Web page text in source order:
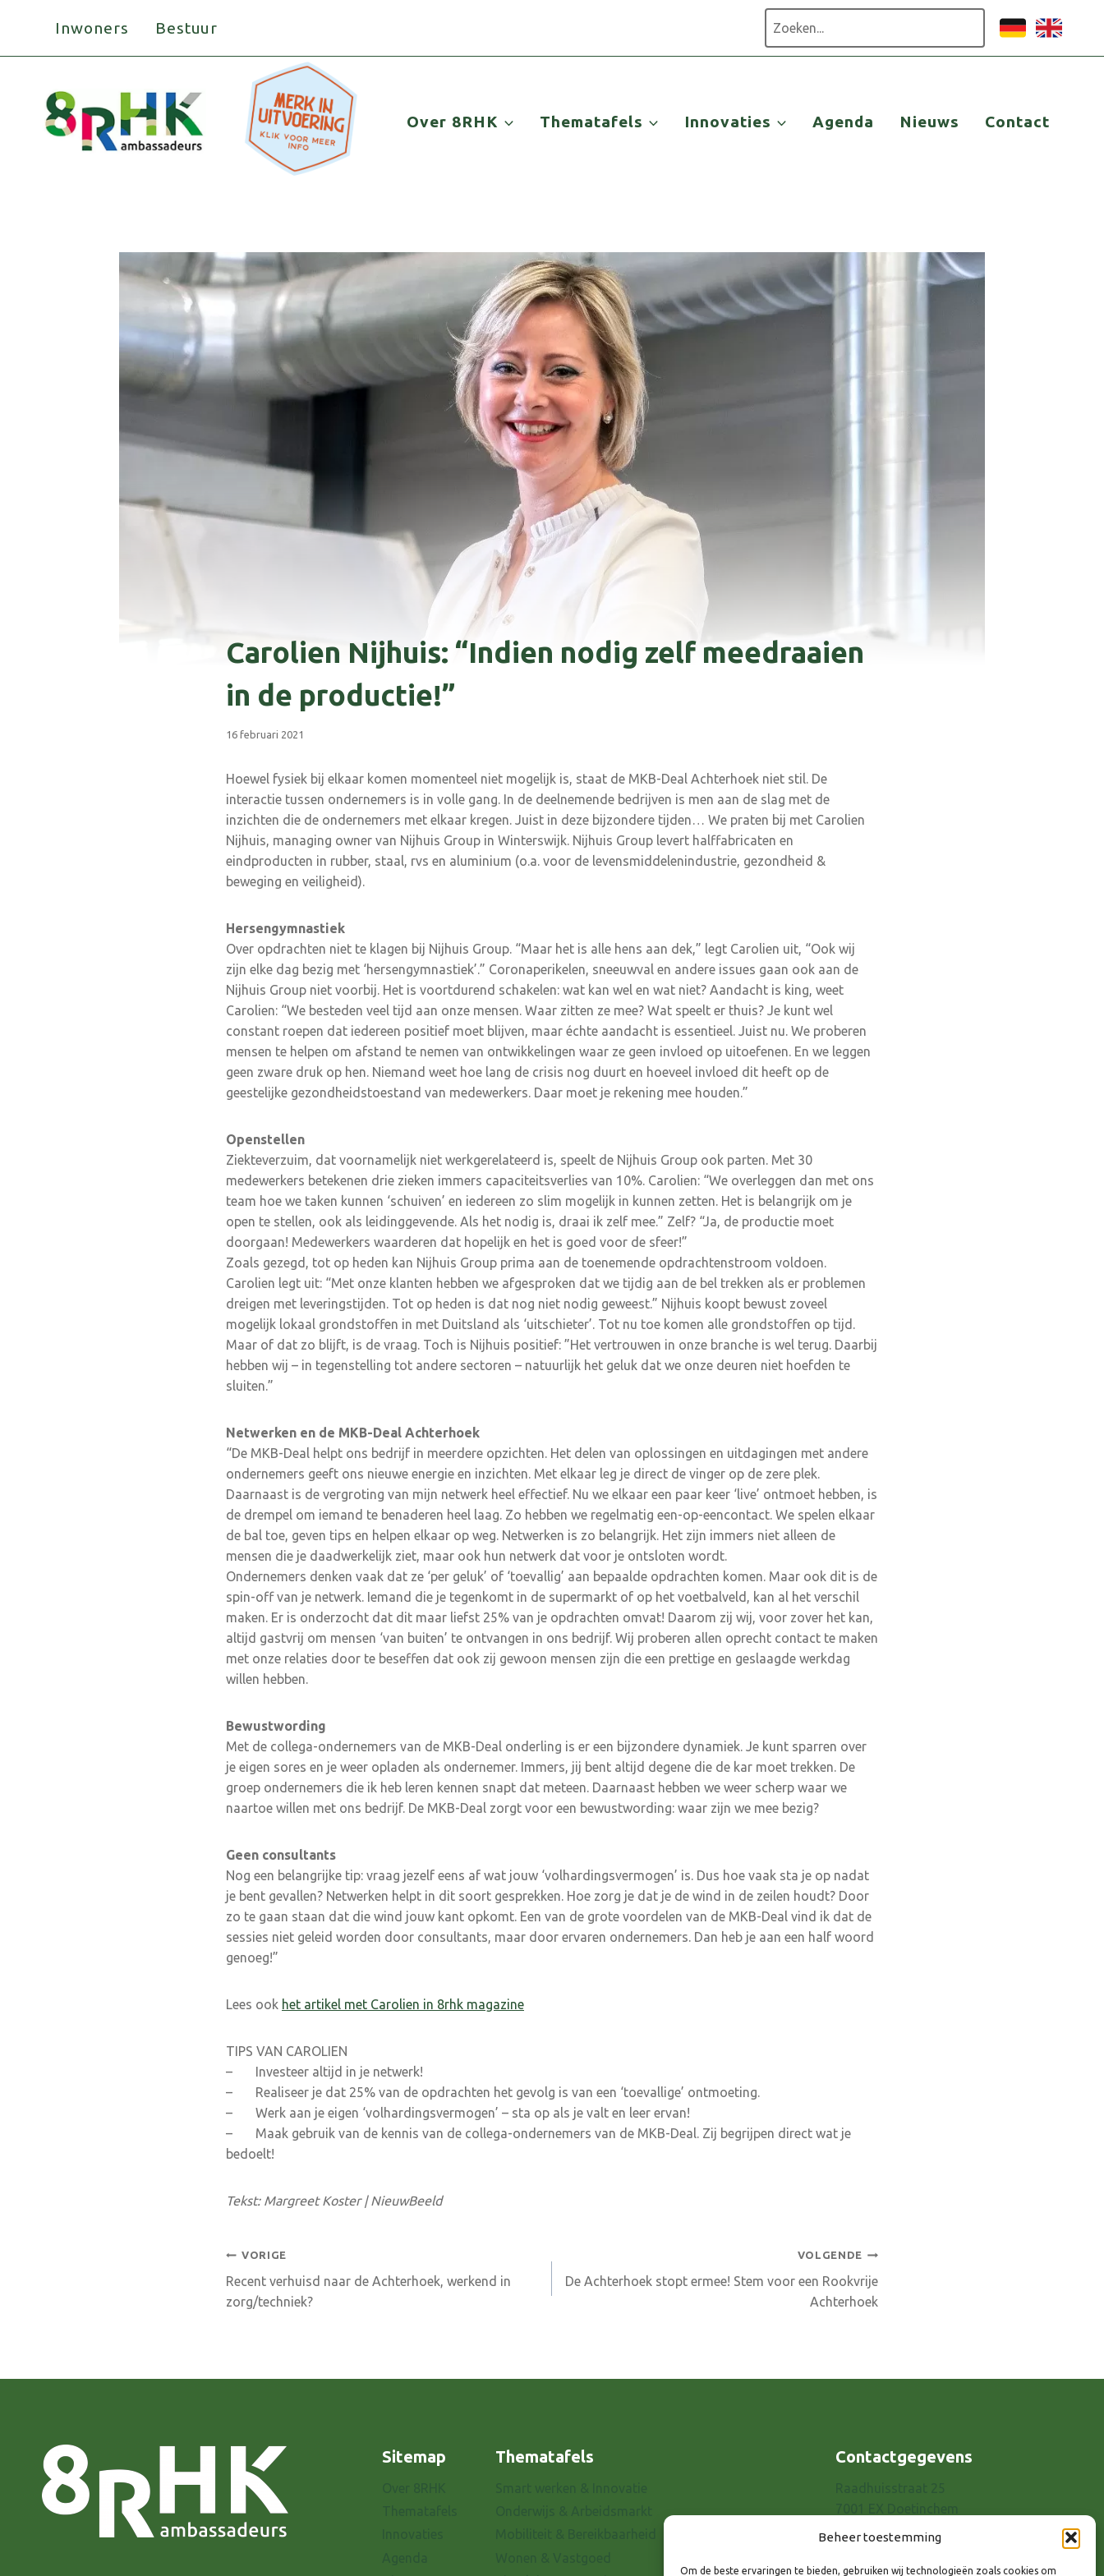
Beheer toestemming
Om de beste ervaringen te bieden, gebruiken wij technologieën zoals cookies om
Inwoners Bestuur
Over 8RHK Thematafels Innovaties Agenda Nieuws Contact
Carolien Nijhuis: “Indien nodig zelf meedraaien
in de productie!”
16 februari 2021
Hoewel fysiek bij elkaar komen momenteel niet mogelijk is, staat de MKB-Deal Achterhoek niet stil. De
interactie tussen ondernemers is in volle gang. In de deelnemende bedrijven is men aan de slag met de
inzichten die de ondernemers met elkaar kregen. Juist in deze bijzondere tijden… We praten bij met Carolien
Nijhuis, managing owner van Nijhuis Group in Winterswijk. Nijhuis Group levert halffabricaten en
eindproducten in rubber, staal, rvs en aluminium (o.a. voor de levensmiddelenindustrie, gezondheid &
beweging en veiligheid).
Hersengymnastiek
Over opdrachten niet te klagen bij Nijhuis Group. “Maar het is alle hens aan dek,” legt Carolien uit, “Ook wij
zijn elke dag bezig met ‘hersengymnastiek’.” Coronaperikelen, sneeuwval en andere issues gaan ook aan de
Nijhuis Group niet voorbij. Het is voortdurend schakelen: wat kan wel en wat niet? Aandacht is king, weet
Carolien: “We besteden veel tijd aan onze mensen. Waar zitten ze mee? Wat speelt er thuis? Je kunt wel
constant roepen dat iedereen positief moet blijven, maar échte aandacht is essentieel. Juist nu. We proberen
mensen te helpen om afstand te nemen van ontwikkelingen waar ze geen invloed op uitoefenen. En we leggen
geen zware druk op hen. Niemand weet hoe lang de crisis nog duurt en hoeveel invloed dit heeft op de
geestelijke gezondheidstoestand van medewerkers. Daar moet je rekening mee houden.”
Openstellen
Ziekteverzuim, dat voornamelijk niet werkgerelateerd is, speelt de Nijhuis Group ook parten. Met 30
medewerkers betekenen drie zieken immers capaciteitsverlies van 10%. Carolien: “We overleggen dan met ons
team hoe we taken kunnen ‘schuiven’ en iedereen zo slim mogelijk in kunnen zetten. Het is belangrijk om je
open te stellen, ook als leidinggevende. Als het nodig is, draai ik zelf mee.” Zelf? “Ja, de productie moet
doorgaan! Medewerkers waarderen dat hopelijk en het is goed voor de sfeer!”
Zoals gezegd, tot op heden kan Nijhuis Group prima aan de toenemende opdrachtenstroom voldoen.
Carolien legt uit: “Met onze klanten hebben we afgesproken dat we tijdig aan de bel trekken als er problemen
dreigen met leveringstijden. Tot op heden is dat nog niet nodig geweest.” Nijhuis koopt bewust zoveel
mogelijk lokaal grondstoffen in met Duitsland als ‘uitschieter’. Tot nu toe komen alle grondstoffen op tijd.
Maar of dat zo blijft, is de vraag. Toch is Nijhuis positief: ”Het vertrouwen in onze branche is wel terug. Daarbij
hebben wij – in tegenstelling tot andere sectoren – natuurlijk het geluk dat we onze deuren niet hoefden te
sluiten.”
Netwerken en de MKB-Deal Achterhoek
“De MKB-Deal helpt ons bedrijf in meerdere opzichten. Het delen van oplossingen en uitdagingen met andere
ondernemers geeft ons nieuwe energie en inzichten. Met elkaar leg je direct de vinger op de zere plek.
Daarnaast is de vergroting van mijn netwerk heel effectief. Nu we elkaar een paar keer ‘live’ ontmoet hebben, is
de drempel om iemand te benaderen heel laag. Zo hebben we regelmatig een-op-eencontact. We spelen elkaar
de bal toe, geven tips en helpen elkaar op weg. Netwerken is zo belangrijk. Het zijn immers niet alleen de
mensen die je daadwerkelijk ziet, maar ook hun netwerk dat voor je ontsloten wordt.
Ondernemers denken vaak dat ze ‘per geluk’ of ‘toevallig’ aan bepaalde opdrachten komen. Maar ook dit is de
spin-off van je netwerk. Iemand die je tegenkomt in de supermarkt of op het voetbalveld, kan al het verschil
maken. Er is onderzocht dat dit maar liefst 25% van je opdrachten omvat! Daarom zij wij, voor zover het kan,
altijd gastvrij om mensen ‘van buiten’ te ontvangen in ons bedrijf. Wij proberen allen oprecht contact te maken
met onze relaties door te beseffen dat ook zij gewoon mensen zijn die een prettige en geslaagde werkdag
willen hebben.
Bewustwording
Met de collega-ondernemers van de MKB-Deal onderling is er een bijzondere dynamiek. Je kunt sparren over
je eigen sores en je weer opladen als ondernemer. Immers, jij bent altijd degene die de kar moet trekken. De
groep ondernemers die ik heb leren kennen snapt dat meteen. Daarnaast hebben we weer scherp waar we
naartoe willen met ons bedrijf. De MKB-Deal zorgt voor een bewustwording: waar zijn we mee bezig?
Geen consultants
Nog een belangrijke tip: vraag jezelf eens af wat jouw ‘volhardingsvermogen’ is. Dus hoe vaak sta je op nadat
je bent gevallen? Netwerken helpt in dit soort gesprekken. Hoe zorg je dat je de wind in de zeilen houdt? Door
zo te gaan staan dat die wind jouw kant opkomt. Een van de grote voordelen van de MKB-Deal vind ik dat de
sessies niet geleid worden door consultants, maar door ervaren ondernemers. Dan heb je aan een half woord
genoeg!”
Lees ook het artikel met Carolien in 8rhk magazine
TIPS VAN CAROLIEN
– Investeer altijd in je netwerk!
– Realiseer je dat 25% van de opdrachten het gevolg is van een ‘toevallige’ ontmoeting.
– Werk aan je eigen ‘volhardingsvermogen’ – sta op als je valt en leer ervan!
– Maak gebruik van de kennis van de collega-ondernemers van de MKB-Deal. Zij begrijpen direct wat je
bedoelt!
Tekst: Margreet Koster | NieuwBeeld
Bericht
navigatie
VORIGE
Recent verhuisd naar de Achterhoek, werkend in
zorg/techniek?
VOLGENDE
De Achterhoek stopt ermee! Stem voor een Rookvrije
Achterhoek
Sitemap Thematafels Contactgegevens
E-mail: info@8rhk.nl